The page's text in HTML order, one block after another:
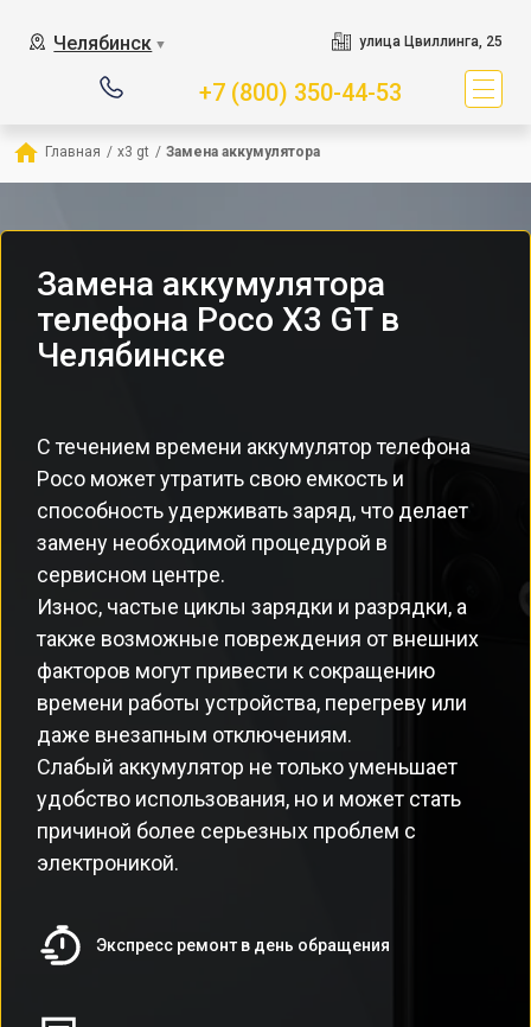
Челябинск ▼ улица Цвиллинга, 25
+7 (800) 350-44-53
Главная / x3 gt / Замена аккумулятора
Замена аккумулятора
телефона Poco X3 GT в
Челябинске
С течением времени аккумулятор телефона
Poco может утратить свою емкость и
способность удерживать заряд, что делает
замену необходимой процедурой в
сервисном центре.
Износ, частые циклы зарядки и разрядки, а
также возможные повреждения от внешних
факторов могут привести к сокращению
времени работы устройства, перегреву или
даже внезапным отключениям.
Слабый аккумулятор не только уменьшает
удобство использования, но и может стать
причиной более серьезных проблем с
электроникой.
Экспресс ремонт в день обращения